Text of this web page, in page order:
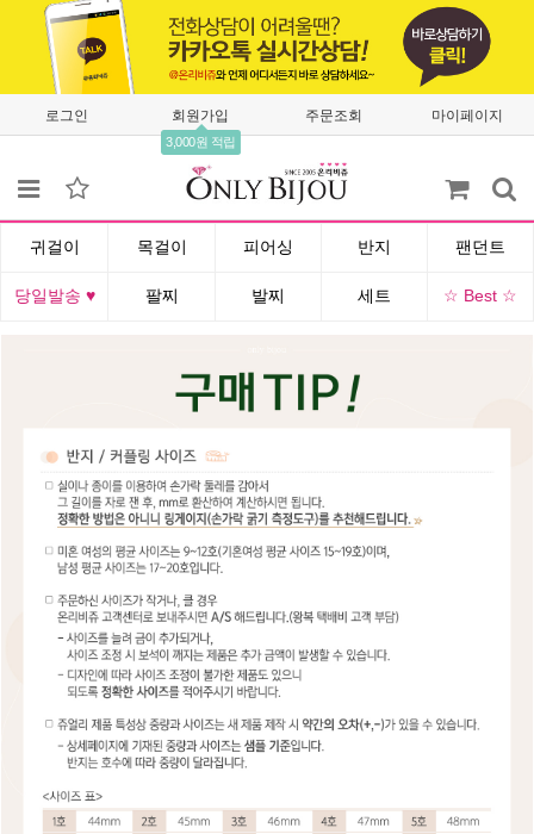
로그인 회원가입
3,000원 적립
주문조회 마이페이지
귀걸이 목걸이 피어싱 반지 팬던트
당일발송 ♥ 팔찌 발찌 세트 ☆ Best ☆